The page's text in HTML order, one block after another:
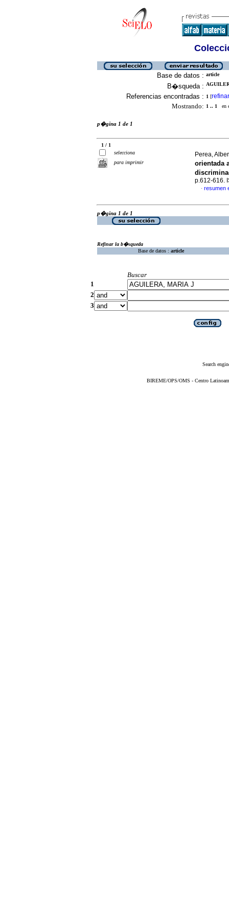
Base de datos : article
B�squeda :
Referencias encontradas : 1 [refinar
Mostrando: 1 .. 1 en
p�gina 1 de 1
1 / 1
selecciona
para imprimir
Perea,
orientada
p.612-616.
· resumen
p�gina 1 de 1
Refinar la b�squeda
Base de datos : article
Buscar
1
2
3
Search
BIREME/OPS/OMS - Centro